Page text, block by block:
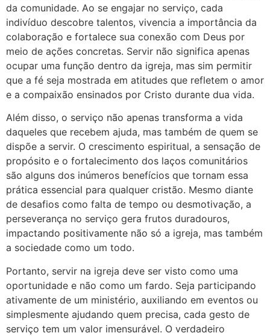
da comunidade. Ao se engajar no serviço, cada
indivíduo descobre talentos, vivencia a importância da
colaboração e fortalece sua conexão com Deus por
meio de ações concretas. Servir não significa apenas
ocupar uma função dentro da igreja, mas sim permitir
que a fé seja mostrada em atitudes que refletem o amor
e a compaixão ensinados por Cristo durante dua vida.
Além disso, o serviço não apenas transforma a vida
daqueles que recebem ajuda, mas também de quem se
dispõe a servir. O crescimento espiritual, a sensação de
propósito e o fortalecimento dos laços comunitários
são alguns dos inúmeros benefícios que tornam essa
prática essencial para qualquer cristão. Mesmo diante
de desafios como falta de tempo ou desmotivação, a
perseverança no serviço gera frutos duradouros,
impactando positivamente não só a igreja, mas também
a sociedade como um todo.
Portanto, servir na igreja deve ser visto como uma
oportunidade e não como um fardo. Seja participando
ativamente de um ministério, auxiliando em eventos ou
simplesmente ajudando quem precisa, cada gesto de
serviço tem um valor imensurável. O verdadeiro